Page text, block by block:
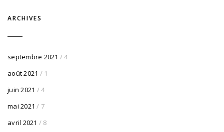
ARCHIVES
septembre 2021 / 4
août 2021 / 1
juin 2021 / 4
mai 2021 / 7
avril 2021 / 8